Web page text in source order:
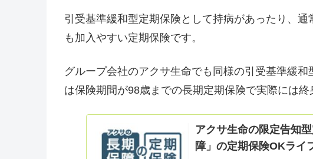
引受基準緩和型定期保険として持病があったり、
も加入やすい定期保険です。
グループ会社のアクサ生命でも同様の引受基準緩
は保険期間が98歳までの長期定期保険で実際には終
アクサ生命の限定告知
障」の定期保険OKライ